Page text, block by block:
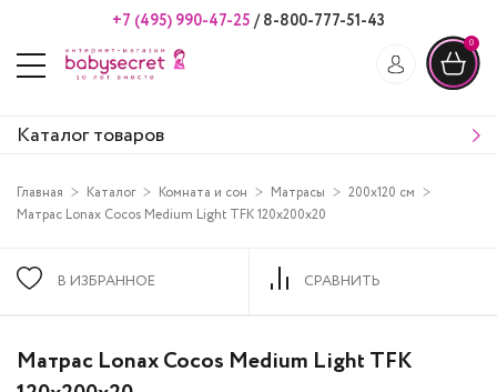
+7 (495) 990-47-25 /8-800-777-51-43
0
Каталог товаров
Главная Каталог Комната и сон Матрасы
200х120 см
Матрас Lonax Cocos Medium Light TFK 120х200х20
В ИЗБРАННОЕ СРАВНИТЬ
Матрас Lonax Cocos Medium Light TFK